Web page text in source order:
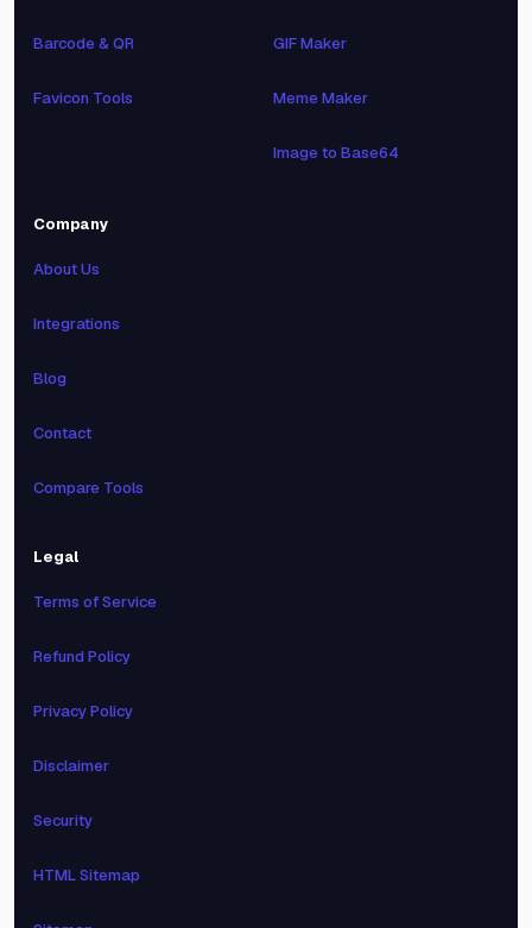
Barcode & QR
Favicon Tools
GIF Maker
Meme Maker
Image to Base64
Company
About Us
Integrations
Blog
Contact
Compare Tools
Legal
Terms of Service
Refund Policy
Privacy Policy
Disclaimer
Security
HTML Sitemap